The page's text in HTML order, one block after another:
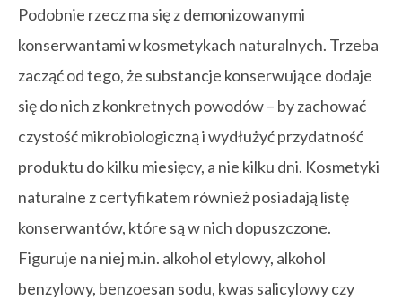
Podobnie rzecz ma się z demonizowanymi
konserwantami w kosmetykach naturalnych. Trzeba
zacząć od tego, że substancje konserwujące dodaje
się do nich z konkretnych powodów – by zachować
czystość mikrobiologiczną i wydłużyć przydatność
produktu do kilku miesięcy, a nie kilku dni. Kosmetyki
naturalne z certyfikatem również posiadają listę
konserwantów, które są w nich dopuszczone.
Figuruje na niej m.in. alkohol etylowy, alkohol
benzylowy, benzoesan sodu, kwas salicylowy czy